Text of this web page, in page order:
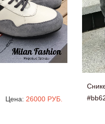
Цена: 26000 РУБ.